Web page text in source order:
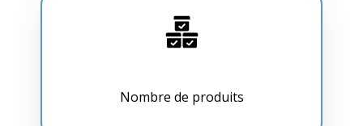
Nombre de produits